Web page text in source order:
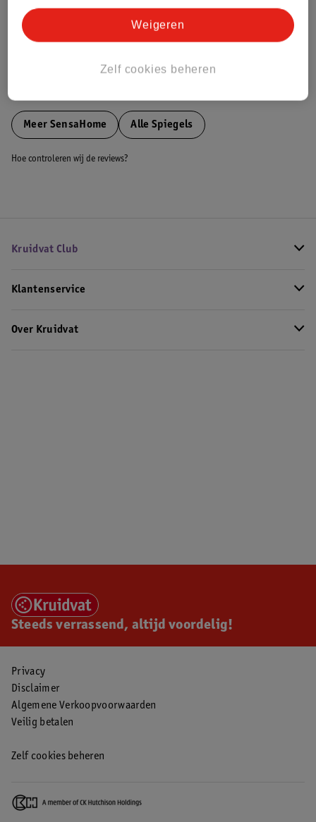
Bestel & Bezorginformatie
Meer SensaHome Alle Spiegels
Hoe controleren wij de reviews?
Kruidvat Club
Klantenservice
Over Kruidvat
Steeds verrassend, altijd voordelig!
Privacy
Disclaimer
Algemene Verkoopvoorwaarden
Veilig betalen
Zelf cookies beheren
Zelf cookies beheren
Weigeren